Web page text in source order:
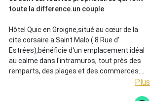
toute la difference.un couple
Hôtel Quic en Groigne,situé au cœur de la
cite corsaire a Saint Malo ( 8 Rue d'
Estrées),bénéficie d'un emplacement idéal
au calme dans l'intramuros, tout près des
remparts, des plages et des commerces.
Cet établissement chaleureux propose des
Plus